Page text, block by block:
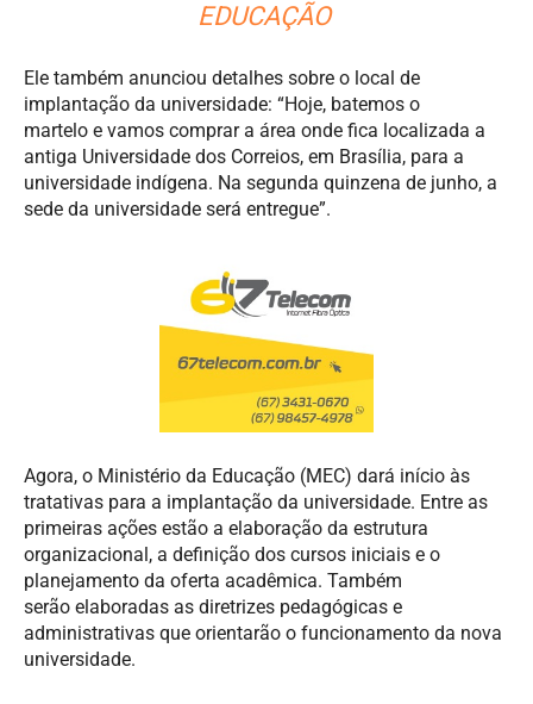
EDUCAÇÃO
Ele também anunciou detalhes sobre o local de
implantação da universidade: “Hoje, batemos o
martelo e vamos comprar a área onde fica localizada a
antiga Universidade dos Correios, em Brasília, para a
universidade indígena. Na segunda quinzena de junho, a
sede da universidade será entregue”.
Agora, o Ministério da Educação (MEC) dará início às
tratativas para a implantação da universidade. Entre as
primeiras ações estão a elaboração da estrutura
organizacional, a definição dos cursos iniciais e o
planejamento da oferta acadêmica. Também
serão elaboradas as diretrizes pedagógicas e
administrativas que orientarão o funcionamento da nova
universidade.